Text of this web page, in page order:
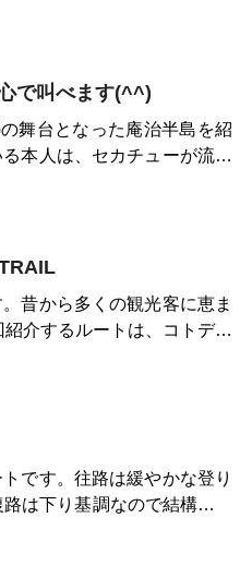
は「道の駅ふれあいパーク
師の湯」があるのでゴール
年に逆打ちすると3倍のご
じながら颯爽と駆け抜ける
ています。 ━━━━━
（54
ランニングウェアに着替え
。 目的地は「こ
！ 往復68キロあ
瀬戸に間に合います。 走
」や「鬼無駅」が目に飛び
太郎伝説を見る事が出来ま
さいね〜。この辺りにはコ
ょう。 さらに進む
マトタケルの尊の子、景行
いこおう）が祀られている
ね。 ここまでくる
、弘法大師が建設に携わっ
ン眼に飛び込んできます。
ールド(レジャーは大西に
行くのを
こ
で叫べます(^^)
舞台となった庵治半島を紹
本人は、セカチューが流行
めっちゃ綺麗です。 コト
の道を北に向かって走りま
山⛰が見えてきます。ハー
ると思います。正面には、
る野望も芽生えます。いつ
石」墓石探しは庵治へ是非
兜島が見えてきます。 四国
手にはオートキャンプ場が
この辺りから数キロ毎に自
昔から多くの観光客に恵ま
介するルートは、コトデン
マウンテン屋島を一周する
徴は、ちょうど中間地点に
る点です。 個人的に
りは、屋島北嶺(遊鶴亭)に
す。周回するマラソンルー
です。往路は緩やかな登り
は下り基調なので結構スピ